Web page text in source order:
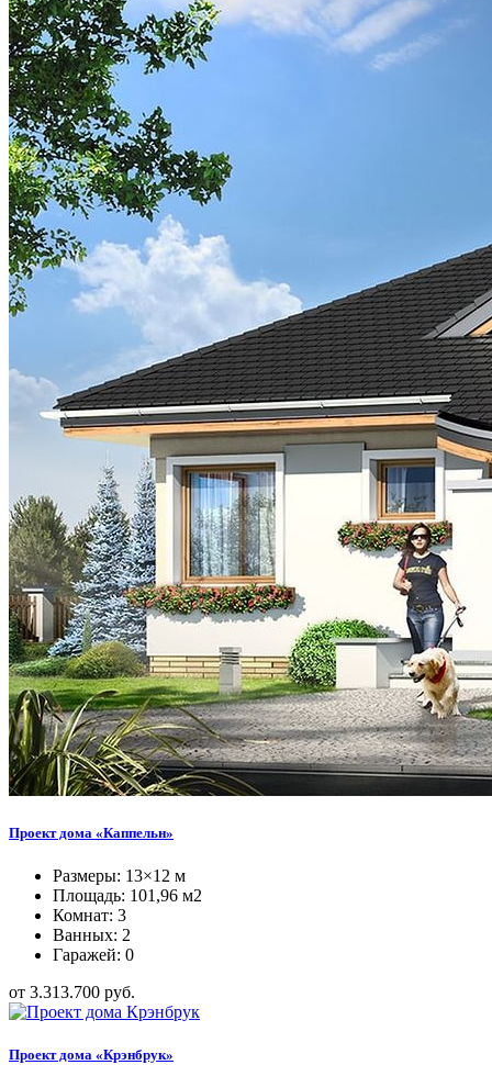
Проект дома «Каппельн»
Размеры: 13×12 м
Площадь: 101,96 м2
Комнат: 3
Ванных: 2
Гаражей: 0
от 3.313.700 руб.
Проект дома «Крэнбрук»